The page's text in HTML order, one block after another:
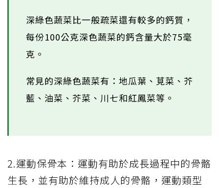
深綠色蔬菜比一般疏菜還有較多的鈣質，
每份100公克深色蔬菜的鈣含量大於75毫
克。
常見的深綠色蔬菜有：地瓜葉、莧菜、芥
藍、油菜、芥菜、川七和紅鳳菜等。
2.運動保骨本：運動有助於成長過程中的骨骼
生長，並有助於維持成人的骨骼，運動類型